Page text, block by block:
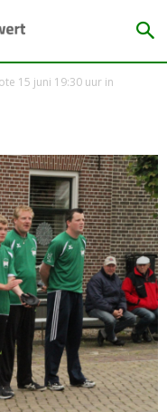
15 juni 19:30 uur in